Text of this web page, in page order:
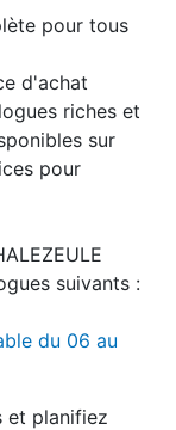
pour tous
d'achat
riches et
sur
pour
suivants :
du 06 au
et planifiez